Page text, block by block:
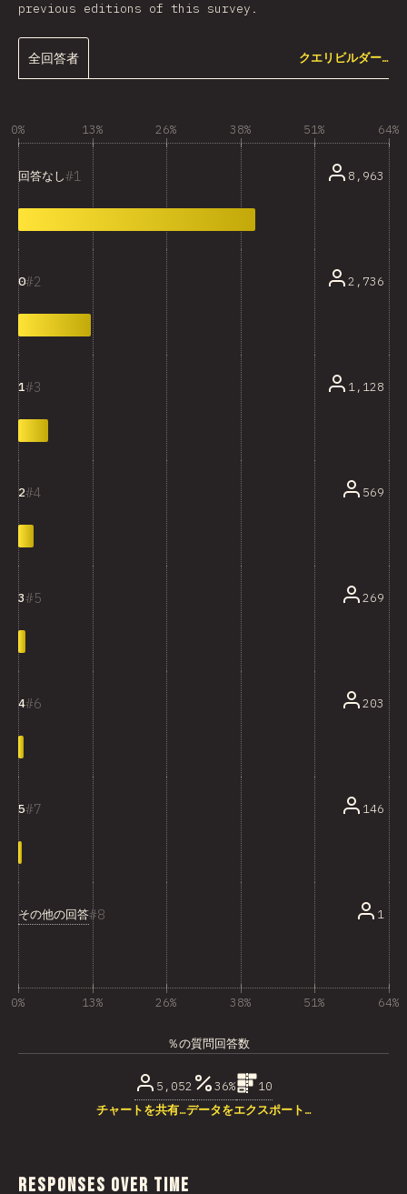
previous editions of this survey.
全回答者 クエリビルダー…
0% 13% 26% 38% 51% 64%
1
回答なし 8,963
2
0 2,736
3
1 1,128
4
2 569
5
3 269
6
4 203
7
5 146
8
その他の回答 1
0% 13% 26% 38% 51% 64%
％の質問回答数
5,052 36%
10
チャートを共有…データをエクスポート…
Responses Over Time